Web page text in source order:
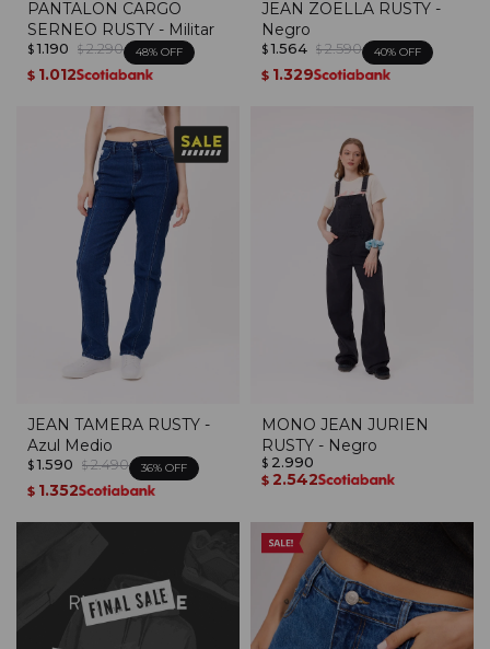
PANTALON CARGO
SERNEO RUSTY - Militar
$ 1.190 $ 2.290 48
$ 1.012
JEAN ZOELLA RUSTY -
Negro
$ 1.564 $ 2.590 40
$ 1.329
JEAN TAMERA RUSTY -
Azul Medio
$ 1.590 $ 2.490 36
$ 1.352
MONO JEAN JURIEN
RUSTY - Negro
$ 2.990
$ 2.542